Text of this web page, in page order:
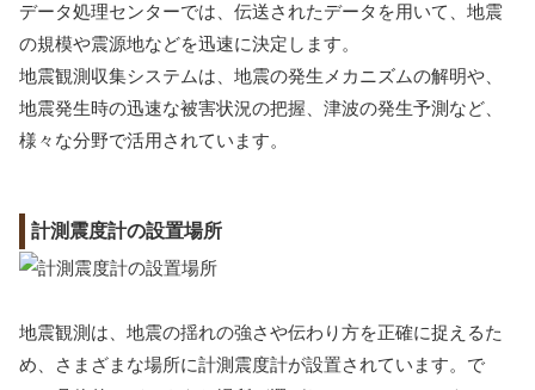
データ処理センターでは、伝送されたデータを用いて、地震
の規模や震源地などを迅速に決定します。
地震観測収集システムは、地震の発生メカニズムの解明や、
地震発生時の迅速な被害状況の把握、津波の発生予測など、
様々な分野で活用されています。
計測震度計の設置場所
地震観測は、地震の揺れの強さや伝わり方を正確に捉えるた
め、さまざまな場所に計測震度計が設置されています。で